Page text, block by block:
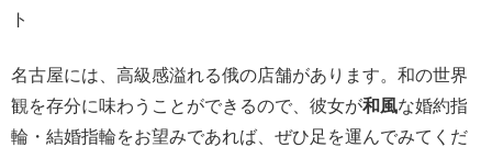
ト
名古屋には、高級感溢れる俄の店舗があります。和の世界
観を存分に味わうことができるので、彼女が和風な婚約指
輪・結婚指輪をお望みであれば、ぜひ足を運んでみてくだ